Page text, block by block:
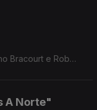
Bracourt e Rob
A Norte"